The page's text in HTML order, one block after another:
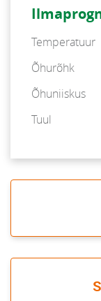
Temperatuur
Õhurõhk
Õhuniiskus
Tuul